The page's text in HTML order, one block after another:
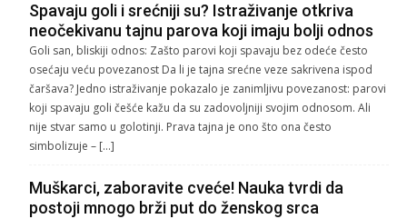
Spavaju goli i srećniji su? Istraživanje otkriva
neočekivanu tajnu parova koji imaju bolji odnos
Goli san, bliskiji odnos: Zašto parovi koji spavaju bez odeće često
osećaju veću povezanost Da li je tajna srećne veze sakrivena ispod
čaršava? Jedno istraživanje pokazalo je zanimljivu povezanost: parovi
koji spavaju goli češće kažu da su zadovoljniji svojim odnosom. Ali
nije stvar samo u golotinji. Prava tajna je ono što ona često
simbolizuje – […]
Muškarci, zaboravite cveće! Nauka tvrdi da
postoji mnogo brži put do ženskog srca